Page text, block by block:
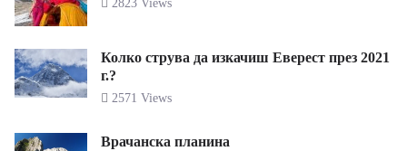
2823 Views
Колко струва да изкачиш Еверест през 2021
г.?
2571 Views
Врачанска планина